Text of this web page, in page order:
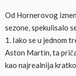
Od Hornerovog
sezone, spekulisalo
1. Iako se u jednom
Aston Martin, ta
kao najrealnija